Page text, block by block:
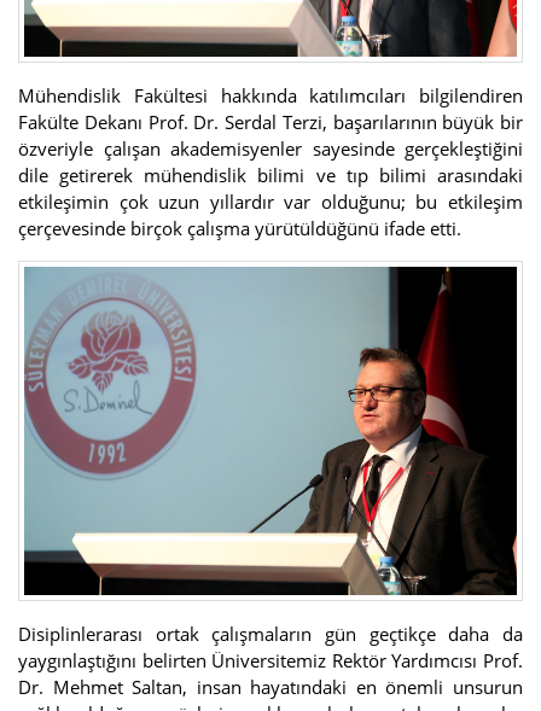
Mühendislik Fakültesi hakkında katılımcıları bilgilendiren
Fakülte Dekanı Prof. Dr. Serdal Terzi, başarılarının büyük bir
özveriyle çalışan akademisyenler sayesinde gerçekleştiğini
dile getirerek mühendislik bilimi ve tıp bilimi arasındaki
etkileşimin çok uzun yıllardır var olduğunu; bu etkileşim
çerçevesinde birçok çalışma yürütüldüğünü ifade etti.
Disiplinlerarası ortak çalışmaların gün geçtikçe daha da
yaygınlaştığını belirten Üniversitemiz Rektör Yardımcısı Prof.
Dr. Mehmet Saltan, insan hayatındaki en önemli unsurun